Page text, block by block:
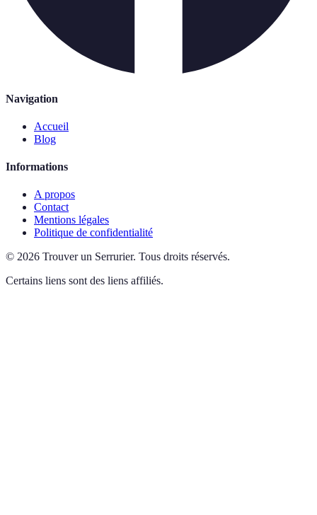
Navigation
Accueil
Blog
Informations
A propos
Contact
Mentions légales
Politique de confidentialité
© 2026 Trouver un Serrurier. Tous droits réservés.
Certains liens sont des liens affiliés.